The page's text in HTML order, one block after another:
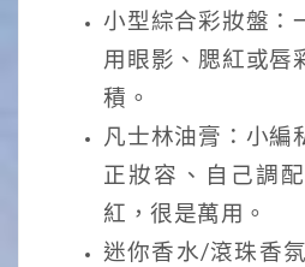
小型綜合彩妝盤：
用眼影、腮紅或唇
積。
凡士林油膏：小編
正妝容、自己調
紅，很是萬用。
迷你香水/滾珠香